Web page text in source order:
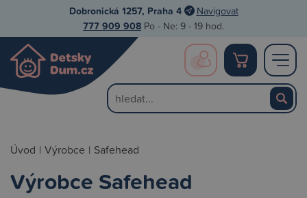
Dobronická 1257, Praha 4 Navigovat
777 909 908 Po - Ne: 9 - 19 hod.
Úvod | Výrobce | Safehead
Výrobce Safehead